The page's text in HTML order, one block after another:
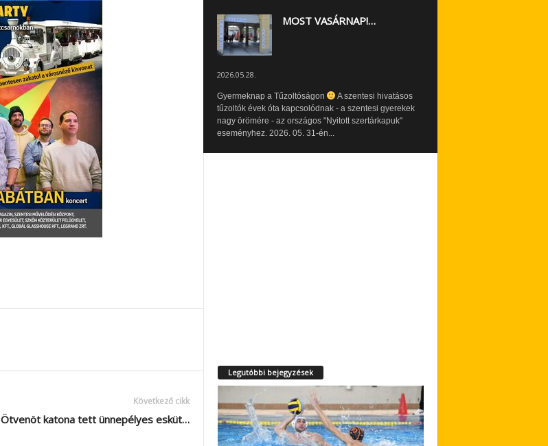
Következő cikk
Ötvenöt katona tett ünnepélyes esküt…
MOST VASÁRNAP!…
2026.05.28.
Gyermeknap a Tűzoltóságon
A szentesi hivatásos
tűzoltók évek óta kapcsolódnak - a szentesi gyerekek
nagy örömére - az országos "Nyitott szertárkapuk"
eseményhez. 2026. 05. 31-én...
Legutóbbi bejegyzések